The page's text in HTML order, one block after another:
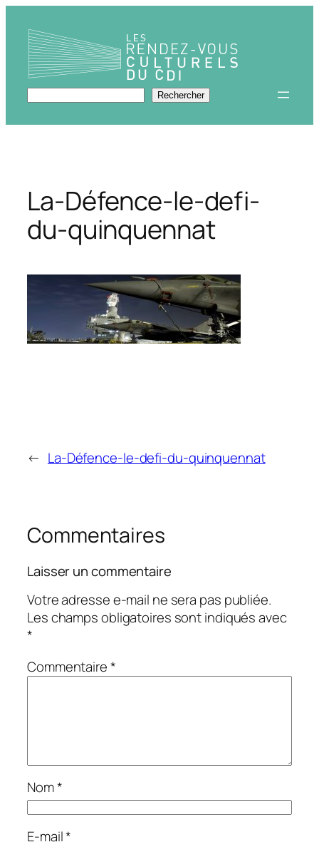
contenu
Rechercher Rechercher
La-Défence-le-defi-
du-quinquennat
← La-Défence-le-defi-du-quinquennat
Commentaires
Laisser un commentaire
Votre adresse e-mail ne sera pas publiée.
Les champs obligatoires sont indiqués avec
*
Commentaire*
Nom*
E-mail*